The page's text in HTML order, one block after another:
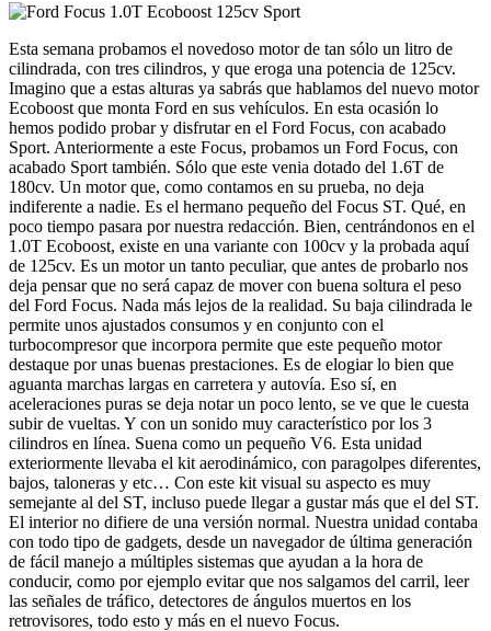
Esta semana probamos el novedoso motor de tan sólo un litro de
cilindrada, con tres cilindros, y que eroga una potencia de 125cv.
Imagino que a estas alturas ya sabrás que hablamos del nuevo motor
Ecoboost que monta Ford en sus vehículos. En esta ocasión lo
hemos podido probar y disfrutar en el Ford Focus, con acabado
Sport. Anteriormente a este Focus, probamos un Ford Focus, con
acabado Sport también. Sólo que este venia dotado del 1.6T de
180cv. Un motor que, como contamos en su prueba, no deja
indiferente a nadie. Es el hermano pequeño del Focus ST. Qué, en
poco tiempo pasara por nuestra redacción. Bien, centrándonos en el
1.0T Ecoboost, existe en una variante con 100cv y la probada aquí
de 125cv. Es un motor un tanto peculiar, que antes de probarlo nos
deja pensar que no será capaz de mover con buena soltura el peso
del Ford Focus. Nada más lejos de la realidad. Su baja cilindrada le
permite unos ajustados consumos y en conjunto con el
turbocompresor que incorpora permite que este pequeño motor
destaque por unas buenas prestaciones. Es de elogiar lo bien que
aguanta marchas largas en carretera y autovía. Eso sí, en
aceleraciones puras se deja notar un poco lento, se ve que le cuesta
subir de vueltas. Y con un sonido muy característico por los 3
cilindros en línea. Suena como un pequeño V6. Esta unidad
exteriormente llevaba el kit aerodinámico, con paragolpes diferentes,
bajos, taloneras y etc… Con este kit visual su aspecto es muy
semejante al del ST, incluso puede llegar a gustar más que el del ST.
El interior no difiere de una versión normal. Nuestra unidad contaba
con todo tipo de gadgets, desde un navegador de última generación
de fácil manejo a múltiples sistemas que ayudan a la hora de
conducir, como por ejemplo evitar que nos salgamos del carril, leer
las señales de tráfico, detectores de ángulos muertos en los
retrovisores, todo esto y más en el nuevo Focus.